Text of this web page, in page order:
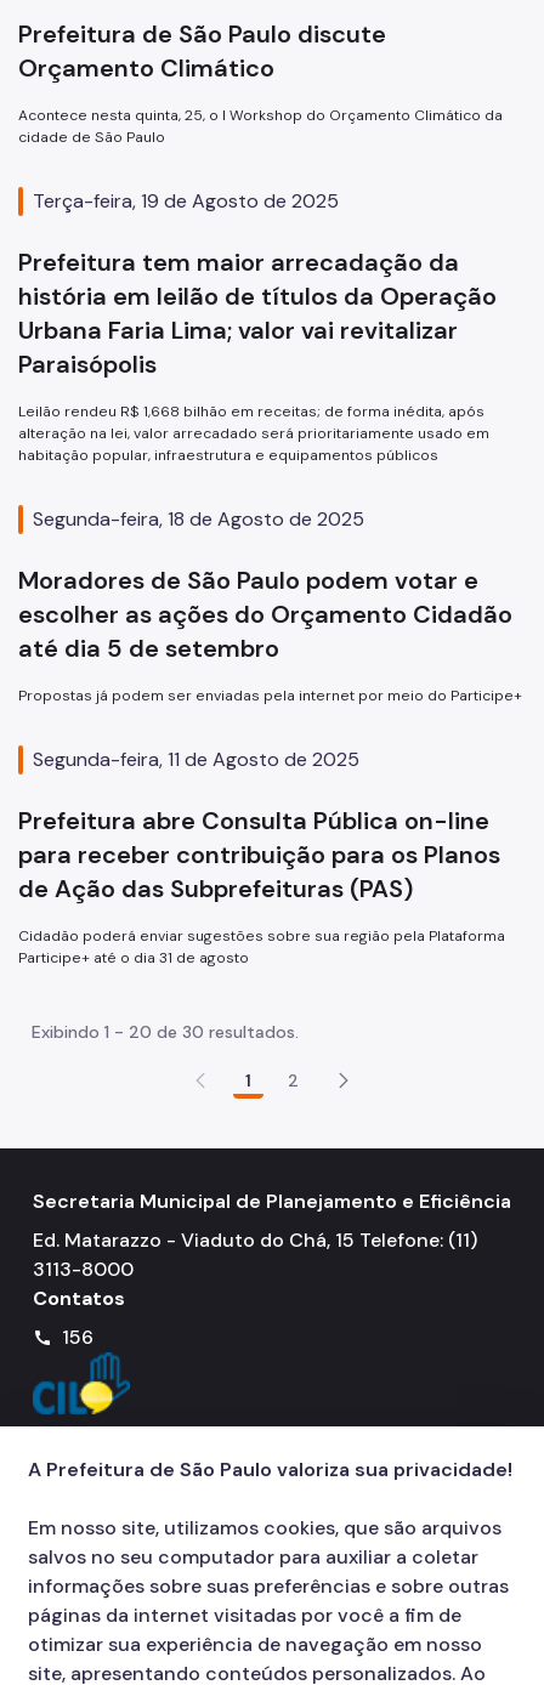
Prefeitura de São Paulo discute
Orçamento Climático
Acontece nesta quinta, 25, o I Workshop do Orçamento Climático da
cidade de São Paulo
Terça-feira, 19 de Agosto de 2025
Prefeitura tem maior arrecadação da
história em leilão de títulos da Operação
Urbana Faria Lima; valor vai revitalizar
Paraisópolis
Leilão rendeu R$ 1,668 bilhão em receitas; de forma inédita, após
alteração na lei, valor arrecadado será prioritariamente usado em
habitação popular, infraestrutura e equipamentos públicos
Segunda-feira, 18 de Agosto de 2025
Moradores de São Paulo podem votar e
escolher as ações do Orçamento Cidadão
até dia 5 de setembro
Propostas já podem ser enviadas pela internet por meio do Participe+
Segunda-feira, 11 de Agosto de 2025
Prefeitura abre Consulta Pública on-line
para receber contribuição para os Planos
de Ação das Subprefeituras (PAS)
Cidadão poderá enviar sugestões sobre sua região pela Plataforma
Participe+ até o dia 31 de agosto
Exibindo 1 - 20 de 30 resultados.
1 2
Secretaria Municipal de Planejamento e Eficiência
Ed. Matarazzo - Viaduto do Chá, 15 Telefone: (11)
3113-8000
Contatos
call 156
A Prefeitura de São Paulo valoriza sua privacidade!
Em nosso site, utilizamos cookies, que são arquivos
salvos no seu computador para auxiliar a coletar
informações sobre suas preferências e sobre outras
páginas da internet visitadas por você a fim de
otimizar sua experiência de navegação em nosso
site, apresentando conteúdos personalizados. Ao